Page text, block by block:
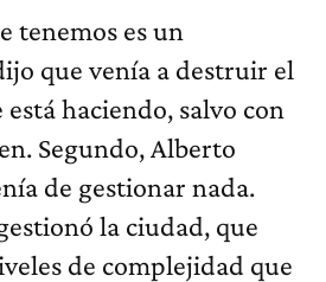
tenemos es un
que venía a destruir el
está haciendo, salvo con
Segundo, Alberto
de gestionar nada.
la ciudad, que
de complejidad que